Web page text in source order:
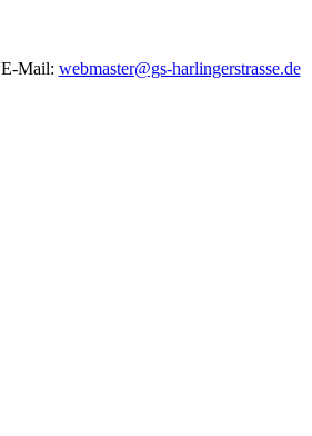
E-Mail: webmaster@gs-harlingerstrasse.de